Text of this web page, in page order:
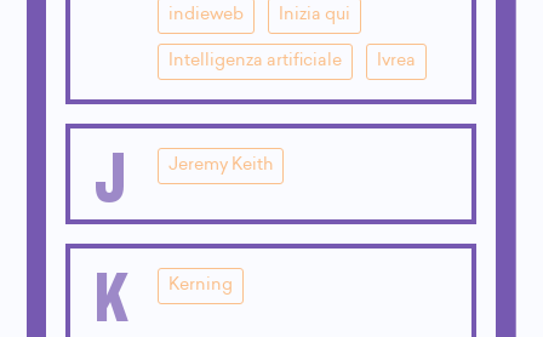
indieweb Inizia qui
Intelligenza artificiale Ivrea
J Jeremy Keith
K Kerning